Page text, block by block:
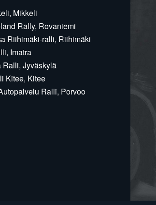
Mikkeli
Rally, Rovaniemi
Riihimäki-ralli, Riihimäki
Imatra
Jyväskylä
Kitee, Kitee
Ralli, Porvoo